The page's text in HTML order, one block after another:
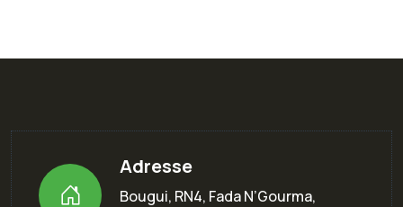
Adresse
Bougui, RN4, Fada N’Gourma,